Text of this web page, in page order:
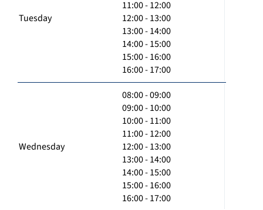
Tuesday
11:00 - 12:00
12:00 - 13:00
13:00 - 14:00
14:00 - 15:00
15:00 - 16:00
16:00 - 17:00
Wednesday
08:00 - 09:00
09:00 - 10:00
10:00 - 11:00
11:00 - 12:00
12:00 - 13:00
13:00 - 14:00
14:00 - 15:00
15:00 - 16:00
16:00 - 17:00